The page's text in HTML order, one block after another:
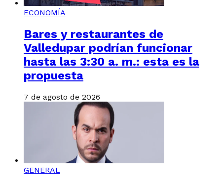
ECONOMÍA
Bares y restaurantes de
Valledupar podrían funcionar
hasta las 3:30 a. m.: esta es la
propuesta
7 de agosto de 2026
GENERAL